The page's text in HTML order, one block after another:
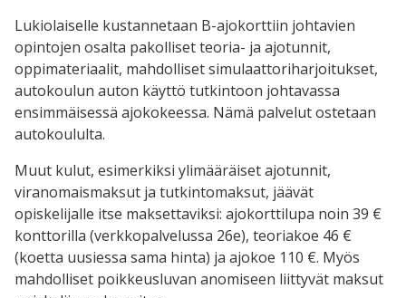
Lukiolaiselle kustannetaan B-ajokorttiin johtavien
opintojen osalta pakolliset teoria- ja ajotunnit,
oppimateriaalit, mahdolliset simulaattoriharjoitukset,
autokoulun auton käyttö tutkintoon johtavassa
ensimmäisessä ajokokeessa. Nämä palvelut ostetaan
autokoululta.
Muut kulut, esimerkiksi ylimääräiset ajotunnit,
viranomaismaksut ja tutkintomaksut, jäävät
opiskelijalle itse maksettaviksi: ajokorttilupa noin 39 €
konttorilla (verkkopalvelussa 26e), teoriakoe 46 €
(koetta uusiessa sama hinta) ja ajokoe 110 €. Myös
mahdolliset poikkeusluvan anomiseen liittyvät maksut